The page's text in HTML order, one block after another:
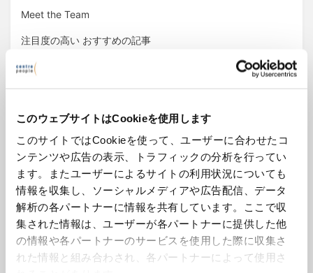
このウェブサイトはCookieを使用します
このサイトではCookieを使って、ユーザーに合わせたコ
ンテンツや広告の表示、トラフィックの分析を行ってい
ます。またユーザーによるサイトの利用状況についても
情報を収集し、ソーシャルメディアや広告配信、データ
解析の各パートナーに情報を共有しています。ここで収
集された情報は、ユーザーが各パートナーに提供した他
の情報や各パートナーのサービスを使用した際に収集さ
れた情報と組み合わされ、各パートナーによって使用さ
Meet the Team
注目度の高い おすすめの記事
あっと驚く事件簿
イギリスの人事部（リーガル記事）
今月のリーガル記事（English）
横断的人事セミナー
アーカイブ
ー